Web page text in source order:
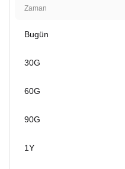
Zaman
Bugün
30G
60G
90G
1Y